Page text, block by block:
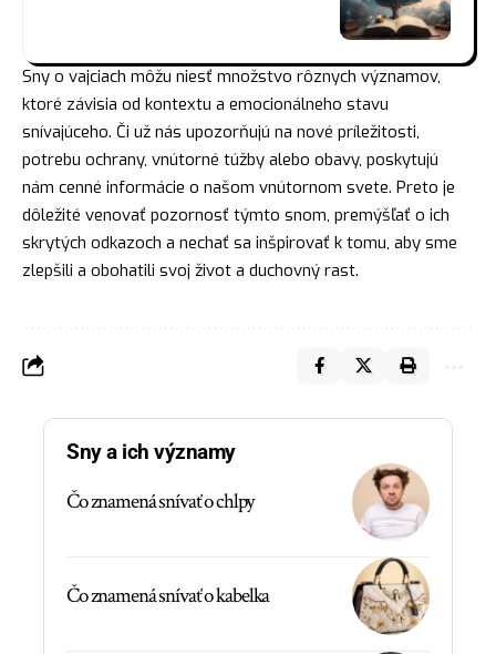
Sny o vajciach môžu niesť množstvo rôznych významov,
ktoré závisia od kontextu a emocionálneho stavu
snívajúceho. Či už nás upozorňujú na nové príležitosti,
potrebu ochrany, vnútorné túžby alebo obavy, poskytujú
nám cenné informácie o našom vnútornom svete. Preto je
dôležité venovať pozornosť týmto snom, premýšľať o ich
skrytých odkazoch a nechať sa inšpirovať k tomu, aby sme
zlepšili a obohatili svoj život a duchovný rast.
Sny a ich významy
Čo znamená snívať o chlpy
Čo znamená snívať o kabelka